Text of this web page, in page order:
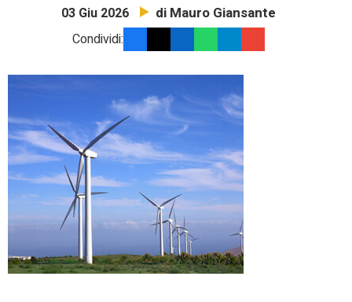
03 Giu 2026 di Mauro Giansante
Condividi: